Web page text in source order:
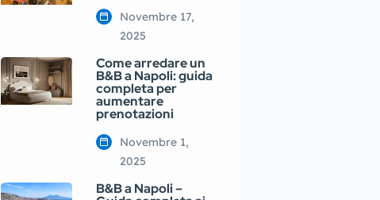
Novembre 17,
2025
Come arredare un
B&B a Napoli: guida
completa per
aumentare
prenotazioni
Novembre 1,
2025
B&B a Napoli –